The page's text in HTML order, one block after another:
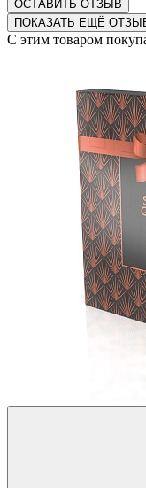
ОСТАВИТЬ ОТЗЫВ
ПОКАЗАТЬ ЕЩЁ
С этим товаром